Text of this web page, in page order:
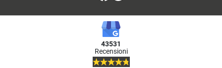
43531
Recensioni